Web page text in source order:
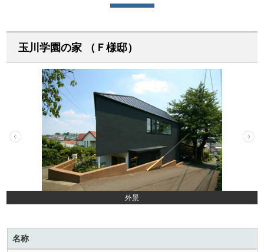
玉川学園の家 （Ｆ様邸）
外景
名称